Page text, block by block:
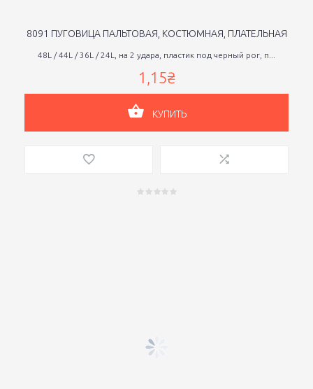
8091 ПУГОВИЦА ПАЛЬТОВАЯ, КОСТЮМНАЯ, ПЛАТЕЛЬНАЯ
48L / 44L / 36L / 24L, на 2 удара, пластик под черный рог, п...
1,15₴
КУПИТЬ